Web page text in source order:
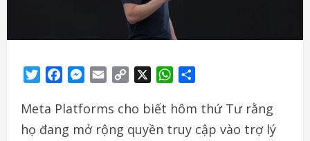
TwitterFacebookMessenger
Email
Copy
WhatsApp
Meta Platforms cho biết hôm thứ Tư rằng
họ đang mở rộng quyền truy cập vào trợ lý